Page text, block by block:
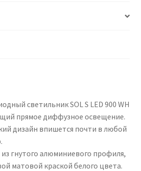
светильник SOL S LED 900 WH
прямое диффузное освещение.
дизайн впишется почти в любой
гнутого алюминиевого профиля,
матовой краской белого цвета.